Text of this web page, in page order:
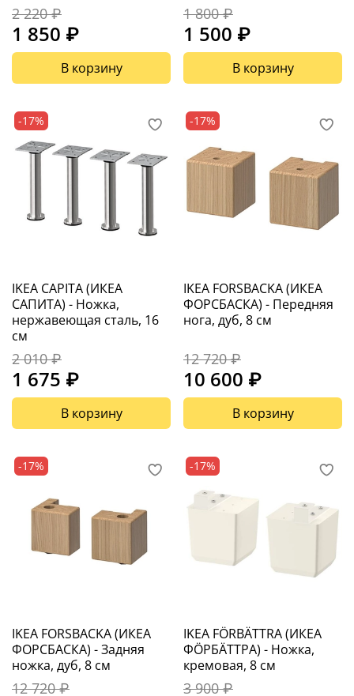
2 220 ₽
1 850 ₽
В корзину
1 800 ₽
1 500 ₽
В корзину
-17%
IKEA CAPITA (ИКЕА
САПИТА) - Ножка,
нержавеющая сталь, 16
см
2 010 ₽
1 675 ₽
В корзину
-17%
IKEA FORSBACKA (ИКЕА
ФОРСБАСКА) - Передняя
нога, дуб, 8 см
12 720 ₽
10 600 ₽
В корзину
-17%
IKEA FORSBACKA (ИКЕА
ФОРСБАСКА) - Задняя
ножка, дуб, 8 см
12 720 ₽
-17%
IKEA FÖRBÄTTRA (ИКЕА
ФÖРБÄТТРА) - Ножка,
кремовая, 8 см
3 900 ₽